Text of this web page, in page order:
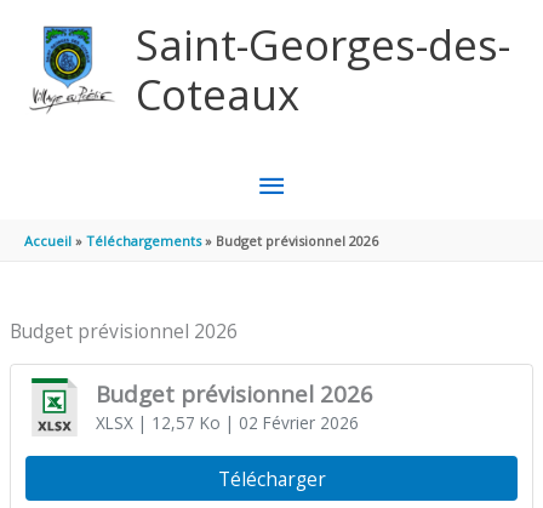
Saint-Georges-des-
Coteaux
MENU
PRINCIPAL
Accueil Téléchargements Budget prévisionnel 2026
Budget prévisionnel 2026
Budget prévisionnel 2026
XLSX| 12,57 Ko | 02 Février 2026
Télécharger